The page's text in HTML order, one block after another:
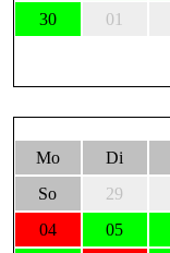
30
01
Mo
Di
So
29
04
05